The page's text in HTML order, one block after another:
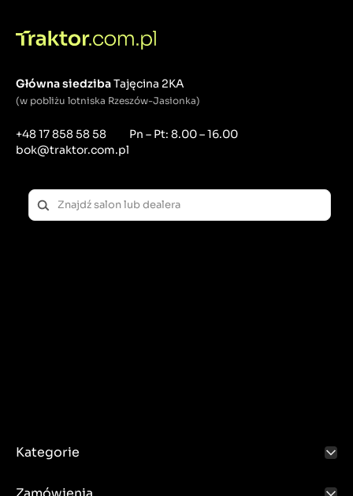
Główna siedzibaTajęcina 2KA
(w pobliżu lotniska Rzeszów-Jasionka)
+48 17 858 58 58
bok@traktor.com.pl
Pn – Pt: 8.00 – 16.00
Kategorie